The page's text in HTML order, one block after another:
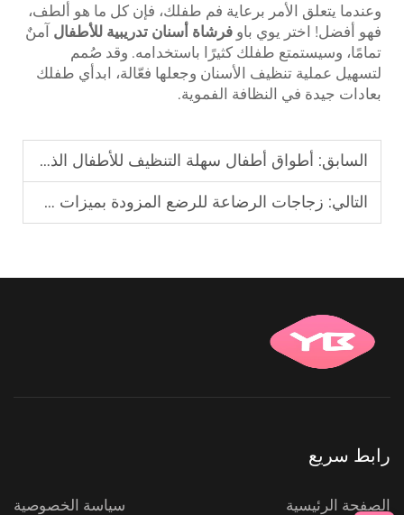
وعندما يتعلق الأمر برعاية فم طفلك، فإن كل ما هو ألطف،
فهو أفضل! اختر يوي باو فرشاة أسنان تدريبية للأطفال آمنٌ
تمامًا، وسيستمتع طفلك كثيرًا باستخدامه. وقد صُمم
لتسهيل عملية تنظيف الأسنان وجعلها فعّالة، ابدأي طفلك
بعادات جيدة في النظافة الفموية.
السابق: أطواق أطفال سهلة التنظيف للأطفال الذين يأكلون بفوضى
التالي: زجاجات الرضاعة للرضع المزودة بميزات مضادة للمغص
رابط سريع
الصفحة الرئيسية
سياسة الخصوصية